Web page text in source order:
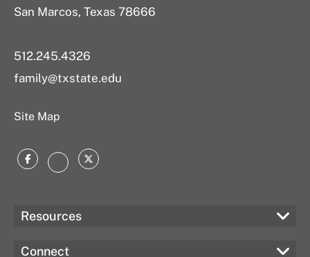
San Marcos, Texas 78666
512.245.4326
family@txstate.edu
Site Map
FacebookInstagram
Twitter
Resources
Connect